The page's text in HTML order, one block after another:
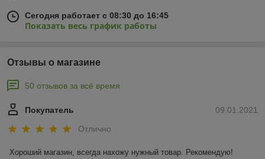
Сегодня работает с 08:30 до 16:45
Показать весь график работы
Отзывы о магазине
50 отзывов за всё время
09.01.2021
Покупатель
Отлично
Хороший магазин, всегда нахожу нужный товар. Рекомендую!